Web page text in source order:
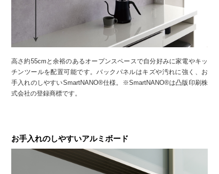
高さ約55cmと余裕のあるオープンスペースで自分好みに家電やキッ
チンツールを配置可能です。バックパネルはキズや汚れに強く、お
手入れのしやすいSmartNANO®仕様。※SmartNANO®は凸版印刷株
式会社の登録商標です。
お手入れのしやすいアルミボード